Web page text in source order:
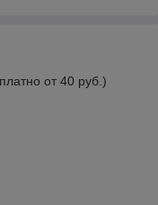
от 40 руб.)